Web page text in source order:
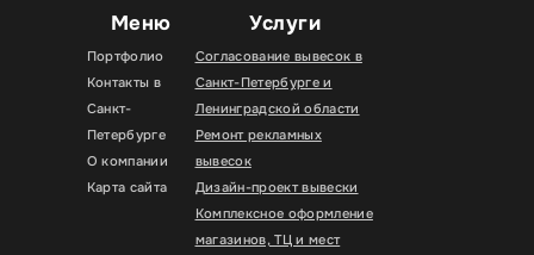
Меню
Портфолио
Контакты в
Санкт-
Петербурге
О компании
Карта сайта
Услуги
Согласование вывесок в
Санкт-Петербурге и
Ленинградской области
Ремонт рекламных
вывесок
Дизайн-проект вывески
Комплексное оформление
магазинов, ТЦ и мест